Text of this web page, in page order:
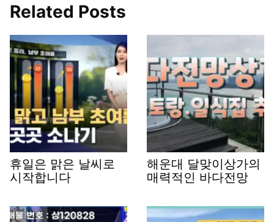
Related Posts
휴일은 맑은 날씨로
시작합니다
해운대 달맞이상가의
매력적인 바다전망